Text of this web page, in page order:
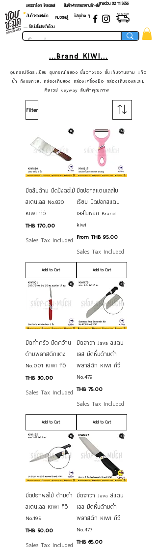
แคตตาล็อก โหลดเลย! สายด่วน 02 ​111 5656
สินค้าฝากขายราคาปลีก-ส่ง
สินค้าชอบชะมัด
หมวดหมู่
วัสดุต่าง ๆ
.... โปรโมชั่นประจำเดือน
...Brand KIWI...
อุปกรณ์จัดระเบียบ อุปกรณ์ใส่ของ ชั้นวางของ ชั้นเก็บจานชาม แก้ว
น้ำ ถังแยกขยะ กล่องเก็บของ กล่องเครื่องมือ กล่องเก็บของสะสม
คียเวย์ keyway สินค้าคุณภาพ
Filter
มีดสับด้าม มีดปังตอไม้
สเตนเลส No.830
KIWI กีวี
Price
THB 170.00
Sales Tax Included
Add to Cart
มีดปอกสแตนเลสใบ
เรียบ มีดปอกสแตน
เลสใบหยัก Brand
kiwi
From THB 95.00
Sale Price
Sales Tax Included
Add to Cart
มีดทำครัว มีดคว้าน
ด้ามพลาสติกแดง
No.001 KIWI กีวี
Price
THB 30.00
Sales Tax Included
Add to Cart
มีดจาวา Java สแตน
เลส มีดหั่นด้ามดำ
พลาสติก KIWI กีวี
No.479
Price
THB 75.00
Sales Tax Included
Add to Cart
มีดปอกผลไม้ ด้ามดำ
สเตนเลส KIWI กีวี
No.195
Price
THB 50.00
Sales Tax Included
มีดจาวา Java สแตน
เลส มีดหั่นด้ามดำ
พลาสติก KIWI กีวี
No.477
Price
THB 65.00